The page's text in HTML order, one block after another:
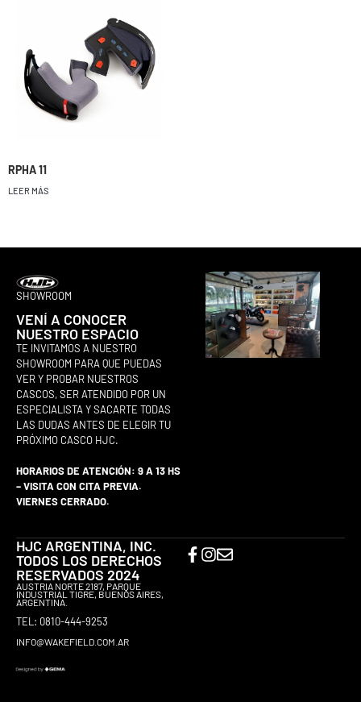
RPHA 11
LEER MÁS
SHOWROOM
VENÍ A CONOCER
NUESTRO ESPACIO
TE INVITAMOS A NUESTRO
SHOWROOM PARA QUE PUEDAS
VER Y PROBAR NUESTROS
CASCOS, SER ATENDIDO POR UN
ESPECIALISTA Y SACARTE TODAS
LAS DUDAS ANTES DE ELEGIR TU
PRÓXIMO CASCO HJC.
HORARIOS DE ATENCIÓN: 9 A 13 HS
– VISITA CON CITA PREVIA.
VIERNES CERRADO.
HJC ARGENTINA, INC.
TODOS LOS DERECHOS
RESERVADOS 2024
AUSTRIA NORTE 2187, PARQUE
INDUSTRIAL TIGRE, BUENOS AIRES,
ARGENTINA.
TEL: 0810-444-9253
INFO@WAKEFIELD.COM.AR